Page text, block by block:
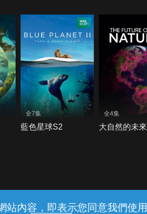
內容，即表示您同意我們使
全7集
藍色星球S2
全4集
大自然的未
護